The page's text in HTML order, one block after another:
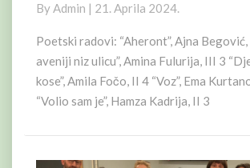
ByAdmin | 21. Aprila 2024.
Poetski radovi: “Aheront”, Ajna Begović,
aveniji niz ulicu”, Amina Fulurija, III 3
kose”, Amila Fočo, II 4 “Voz”, Ema
“Volio sam je”, Hamza Kadrija, II 3